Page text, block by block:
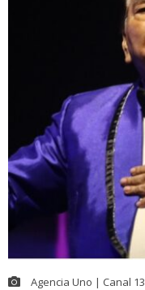
Agencia Uno | Canal 13